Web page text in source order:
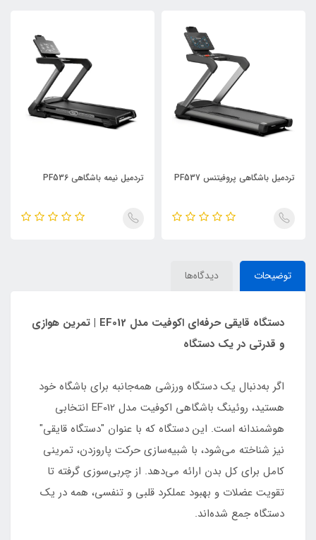
تردمیل باشگاهی پروفیتنس PF537 تردمیل نیمه باشگاهی PF536
توضیحات دیدگاه‌ها
دستگاه قایقی حرفه‌ای اکوفیت مدل EF012 | تمرین هوازی
و قدرتی در یک دستگاه
اگر به‌دنبال یک دستگاه ورزشی همه‌جانبه برای باشگاه خود
هستید، روئینگ باشگاهی اکوفیت مدل EF012 انتخابی
هوشمندانه است. این دستگاه که با عنوان "دستگاه قایقی"
نیز شناخته می‌شود، با شبیه‌سازی حرکت پاروزدن، تمرینی
کامل برای کل بدن ارائه می‌دهد. از چربی‌سوزی گرفته تا
تقویت عضلات و بهبود عملکرد قلبی و تنفسی، همه در یک
دستگاه جمع شده‌اند.